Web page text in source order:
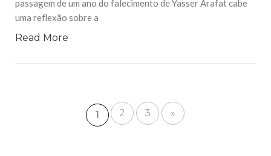
passagem de um ano do falecimento de Yasser Arafat cabe
uma reflexão sobre a
Read More
1 2 3 »